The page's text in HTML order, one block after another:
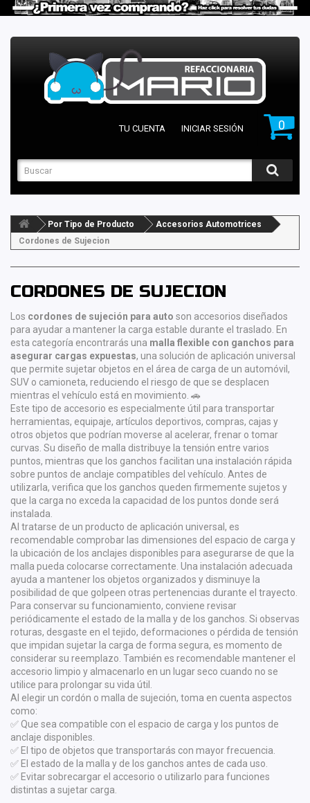
0
TU CUENTA INICIAR SESIÓN
Por Tipo de Producto
Accesorios Automotrices
Cordones de Sujecion
CORDONES DE SUJECION
Los cordones de sujeción para auto son accesorios diseñados
para ayudar a mantener la carga estable durante el traslado. En
esta categoría encontrarás una malla flexible con ganchos para
asegurar cargas expuestas, una solución de aplicación universal
que permite sujetar objetos en el área de carga de un automóvil,
SUV o camioneta, reduciendo el riesgo de que se desplacen
mientras el vehículo está en movimiento. 🚗
Este tipo de accesorio es especialmente útil para transportar
herramientas, equipaje, artículos deportivos, compras, cajas y
otros objetos que podrían moverse al acelerar, frenar o tomar
curvas. Su diseño de malla distribuye la tensión entre varios
puntos, mientras que los ganchos facilitan una instalación rápida
sobre puntos de anclaje compatibles del vehículo. Antes de
utilizarla, verifica que los ganchos queden firmemente sujetos y
que la carga no exceda la capacidad de los puntos donde será
instalada.
Al tratarse de un producto de aplicación universal, es
recomendable comprobar las dimensiones del espacio de carga y
la ubicación de los anclajes disponibles para asegurarse de que la
malla pueda colocarse correctamente. Una instalación adecuada
ayuda a mantener los objetos organizados y disminuye la
posibilidad de que golpeen otras pertenencias durante el trayecto.
Para conservar su funcionamiento, conviene revisar
periódicamente el estado de la malla y de los ganchos. Si observas
roturas, desgaste en el tejido, deformaciones o pérdida de tensión
que impidan sujetar la carga de forma segura, es momento de
considerar su reemplazo. También es recomendable mantener el
accesorio limpio y almacenarlo en un lugar seco cuando no se
utilice para prolongar su vida útil.
Al elegir un cordón o malla de sujeción, toma en cuenta aspectos
como:
✅ Que sea compatible con el espacio de carga y los puntos de
anclaje disponibles.
✅ El tipo de objetos que transportarás con mayor frecuencia.
✅ El estado de la malla y de los ganchos antes de cada uso.
✅ Evitar sobrecargar el accesorio o utilizarlo para funciones
distintas a sujetar carga.